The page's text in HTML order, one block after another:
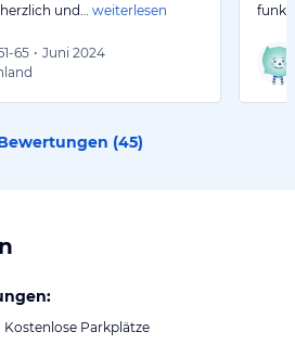
und…
weiterlesen
65 • Juni 2024
(45)
Kostenlose Parkplätze